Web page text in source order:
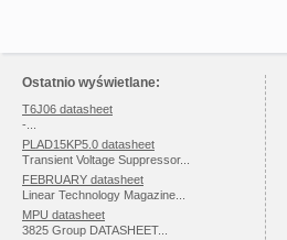
Ostatnio wyświetlane:
T6J06 datasheet
-...
PLAD15KP5.0 datasheet
Transient Voltage Suppressor...
FEBRUARY datasheet
Linear Technology Magazine...
MPU datasheet
3825 Group DATASHEET...